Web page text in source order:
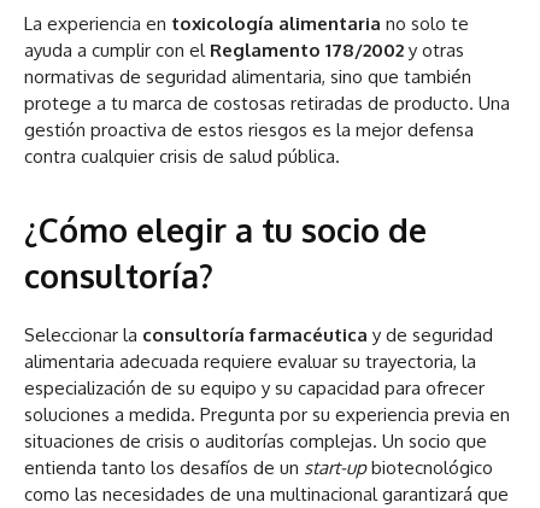
La experiencia en toxicología alimentaria no solo te
ayuda a cumplir con el Reglamento 178/2002 y otras
normativas de seguridad alimentaria, sino que también
protege a tu marca de costosas retiradas de producto. Una
gestión proactiva de estos riesgos es la mejor defensa
contra cualquier crisis de salud pública.
¿Cómo elegir a tu socio de
consultoría?
Seleccionar la consultoría farmacéutica y de seguridad
alimentaria adecuada requiere evaluar su trayectoria, la
especialización de su equipo y su capacidad para ofrecer
soluciones a medida. Pregunta por su experiencia previa en
situaciones de crisis o auditorías complejas. Un socio que
entienda tanto los desafíos de un start-upbiotecnológico
como las necesidades de una multinacional garantizará que